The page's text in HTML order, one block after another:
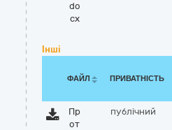
do
cx
Інші
ФАЙЛ ПРИВАТНІСТЬ
Пр
от
публічний